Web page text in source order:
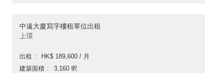
中遠大廈寫字樓租單位出租
上環
出租
HK$ 189,600 / 月
建築面積
3,160 呎